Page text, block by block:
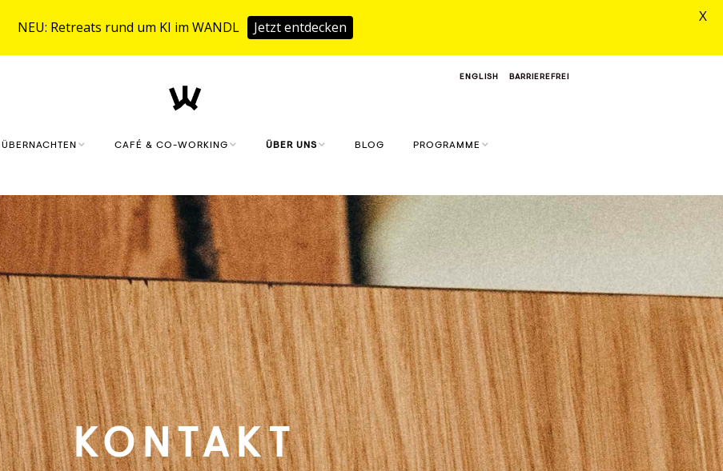
ENGLISH BARRIEREFREI
ÜBERNACHTEN
FERIENHAUS
SAUNA & FITNESS
ANFRAGEN
CAFÉ & CO-WORKING
CO.WORKING
ÜBER UNS
PHILOSOPHIE UND
WERTE
DIGITALES KONZEPT
LANDWIRTSCHAFT
STARTUPS
NACHHALTIGKEIT
SCHREINEREI
AKTIVITÄTEN
BLOG PROGRAMME
HUMAIN – YOGA & KI
KONTAKT
NEU: Retreats rund um KI im WANDL Jetzt entdecken
X